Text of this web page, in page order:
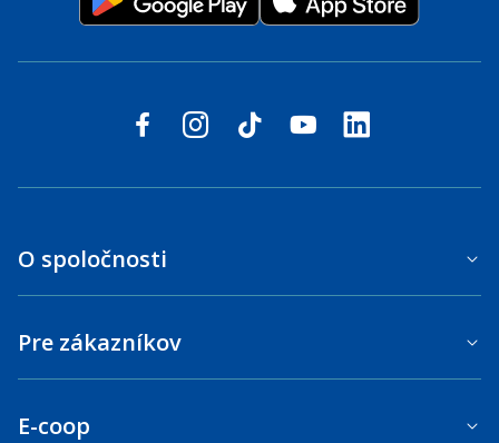
Sledujte nás na sociálnych sieťach
facebookinstagram
tiktok youtubelinkedin
O spoločnosti
Pre zákazníkov
E-coop